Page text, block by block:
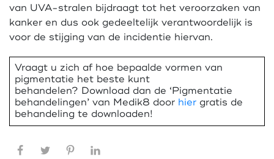
van UVA-stralen bijdraagt tot het veroorzaken van
kanker en dus ook gedeeltelijk verantwoordelijk is
voor de stijging van de incidentie hiervan.
Vraagt u zich af hoe bepaalde vormen van
pigmentatie het beste kunt
behandelen? Download dan de ‘Pigmentatie
behandelingen’ van Medik8 door hier gratis de
behandeling te downloaden!
Facebook
Twitter Pinterest